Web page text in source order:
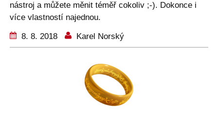
nástroj a můžete měnit téměř cokoliv ;-). Dokonce i
více vlastností najednou.
8. 8. 2018 Karel Norský